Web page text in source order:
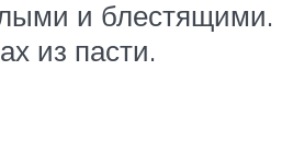
и блестящими.
из пасти.